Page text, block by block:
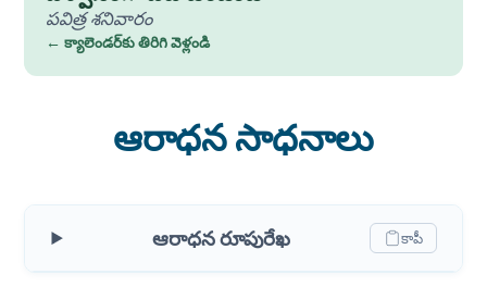
పవిత్ర శనివారం
← క్యాలెండర్‌కు తిరిగి వెళ్లండి
ఆరాధన సాధనాలు
ఆరాధన రూపురేఖ కాపీ